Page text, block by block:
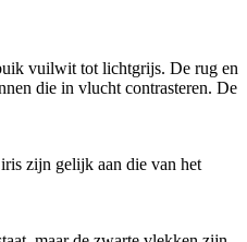
vuilwit tot lichtgrijs. De rug en
die in vlucht contrasteren. De
zijn gelijk aan die van het